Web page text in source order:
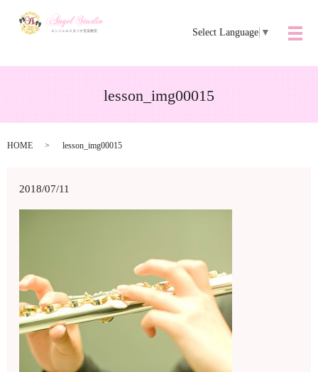
Select Language ▼
メ
lesson_img00015
HOME lesson_img00015
2018/07/11